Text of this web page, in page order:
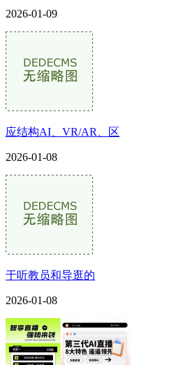
2026-01-09
应结构AI、VR/AR、区
2026-01-08
于听教员和导逛的
2026-01-08